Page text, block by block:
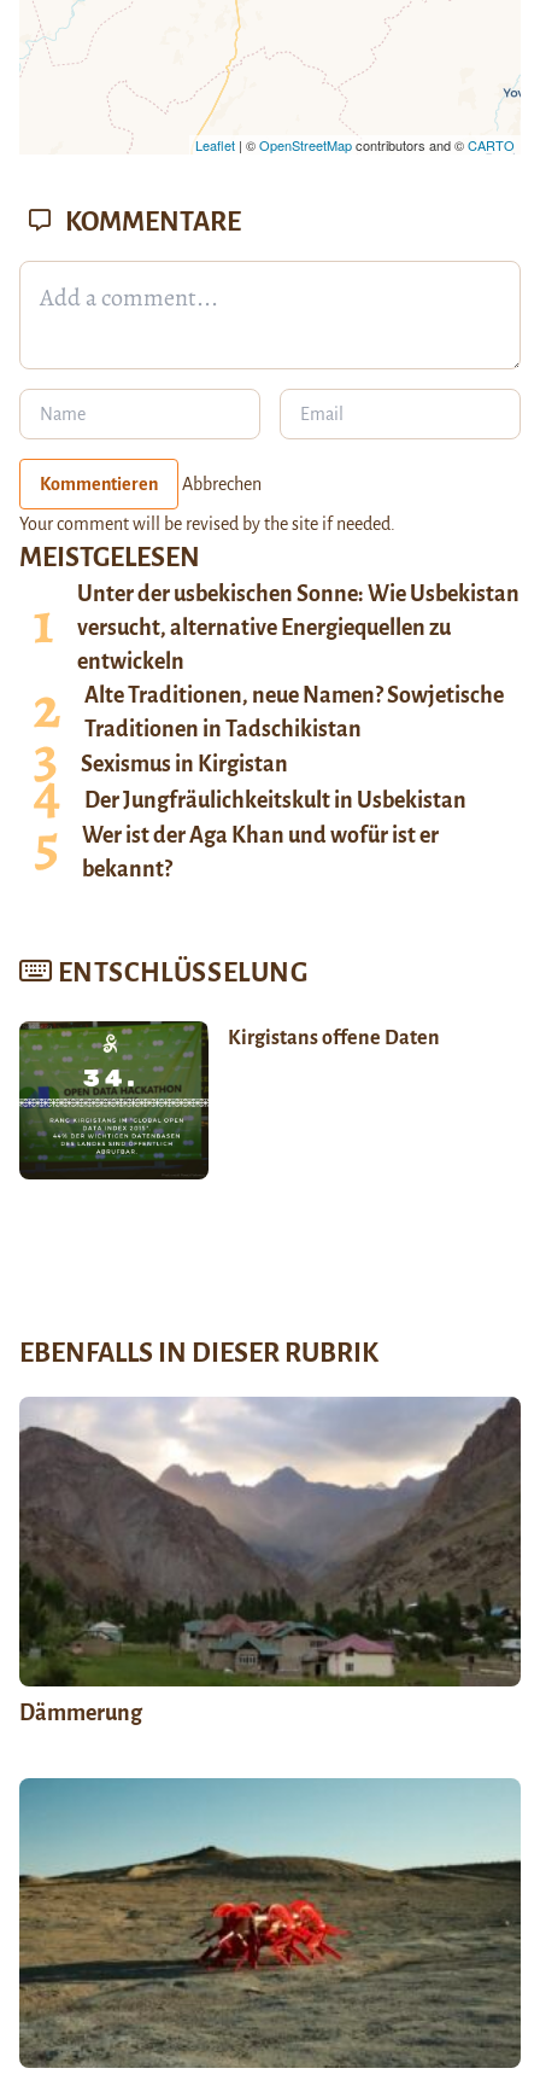
Leaflet| ©OpenStreetMapcontributors and ©CARTO
MEISTGELESEN
Unter der usbekischen Sonne: Wie Usbekistan
versucht, alternative Energiequellen zu
entwickeln
Alte Traditionen, neue Namen? Sowjetische
Traditionen in Tadschikistan
Sexismus in Kirgistan
Der Jungfräulichkeitskult in Usbekistan
Wer ist der Aga Khan und wofür ist er
bekannt?
ENTSCHLÜSSELUNG
Kirgistans offene Daten
KOMMENTARE
Kommentieren Abbrechen
Your comment will be revised by the site if needed.
EBENFALLS IN DIESER RUBRIK
Dämmerung